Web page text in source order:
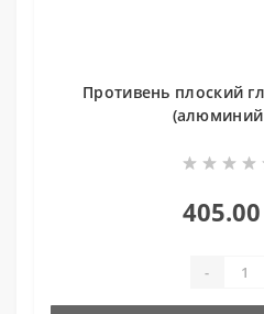
Противень плоский
-